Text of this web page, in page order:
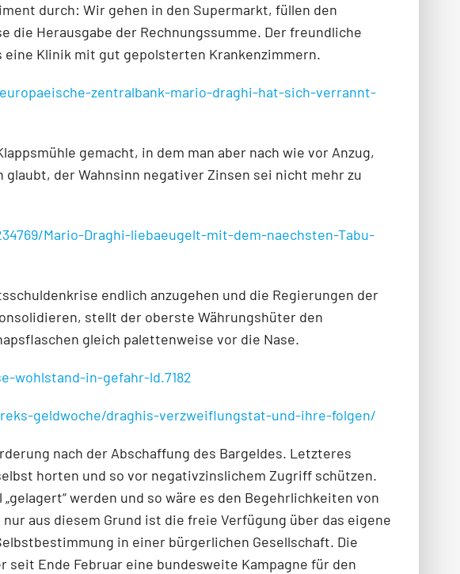
durch: Wir gehen in den Supermarkt, füllen den
die Herausgabe der Rechnungssumme. Der freundliche
Klinik mit gut gepolsterten Krankenzimmern.
zentralbank-mario-draghi-hat-sich-verrannt-
gemacht, in dem man aber nach wie vor Anzug,
der Wahnsinn negativer Zinsen sei nicht mehr zu
Mario-Draghi-liebaeugelt-mit-dem-naechsten-Tabu-
endlich anzugehen und die Regierungen der
stellt der oberste Währungshüter den
gleich palettenweise vor die Nase.
wohlstand-in-gefahr-ld.7182
geldwoche/draghis-verzweiflungstat-und-ihre-folgen/
nach der Abschaffung des Bargeldes. Letzteres
horten und so vor negativzinslichem Zugriff schützen.
werden und so wäre es den Begehrlichkeiten von
aus diesem Grund ist die freie Verfügung über das eigene
in einer bürgerlichen Gesellschaft. Die
Ende Februar eine bundesweite Kampagne für den